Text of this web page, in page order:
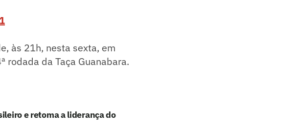
às 21h, nesta sexta, em
rodada da Taça Guanabara.
e retoma a liderança do